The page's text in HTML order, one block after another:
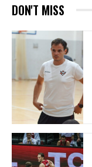
DON'T MISS